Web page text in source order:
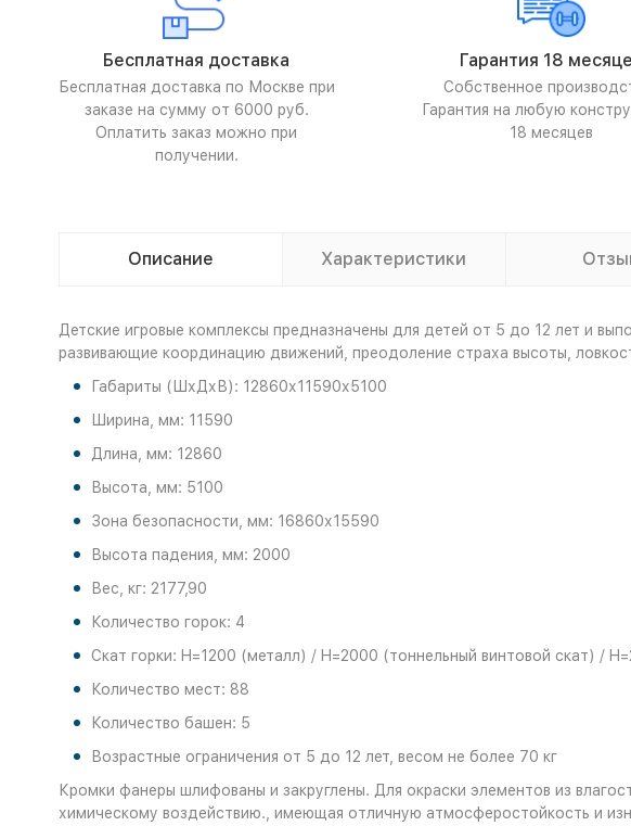
Бесплатная доставка
Бесплатная доставка по Москве при
заказе на сумму от 6000 руб.
Оплатить заказ можно при
получении.
Гарантия 18
Собственное
Гарантия на любую
18 месяцев
Описание Характеристики
Детские игровые комплексы предназначены для детей от 5 до 12 лет и
развивающие координацию движений, преодоление страха высоты,
Габариты (ШхДхВ): 12860х11590х5100
Ширина, мм: 11590
Длина, мм: 12860
Высота, мм: 5100
Зона безопасности, мм: 16860х15590
Высота падения, мм: 2000
Вес, кг: 2177,90
Количество горок: 4
Скат горки: H=1200 (металл) / H=2000 (тоннельный винтовой скат) /
Количество мест: 88
Количество башен: 5
Возрастные ограничения от 5 до 12 лет, весом не более 70 кг
Кромки фанеры шлифованы и закруглены. Для окраски элементов из
химическому воздействию., имеющая отличную атмосферостойкость и